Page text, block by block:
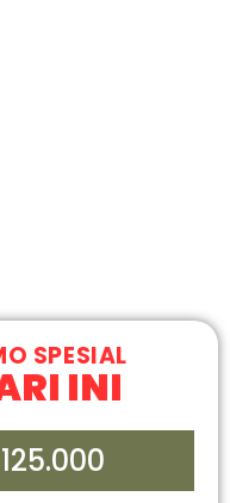
SPESIAL
INI